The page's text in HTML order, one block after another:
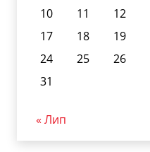
10
11 12
17
18 19
24
25 26
31
« Лип